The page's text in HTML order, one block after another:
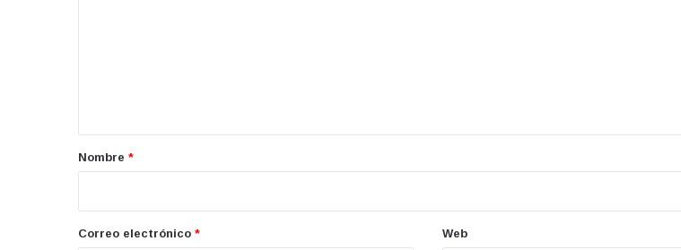
r
*
Nombre *
Correo electrónico * Web